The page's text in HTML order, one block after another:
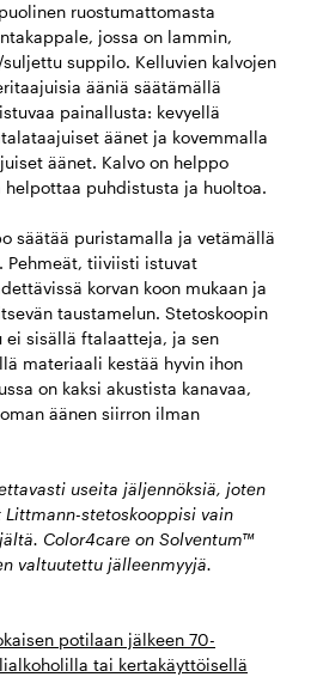
ruostumattomasta
jossa on lammin,
suppilo. Kelluvien kalvojen
ääniä säätämällä
painallusta: kevyellä
äänet ja kovemmalla
äänet. Kalvo on helppo
puhdistusta ja huoltoa.
säätää puristamalla ja vetämällä
Pehmeät, tiiviisti istuvat
korvan koon mukaan ja
taustamelun. Stetoskoopin
ei sisällä ftalaatteja, ja sen
materiaali kestää hyvin ihon
on kaksi akustista kanavaa,
äänen siirron ilman
useita jäljennöksiä, joten
stetoskooppisi vain
Color4care on Solventum™
valtuutettu jälleenmyyjä.
potilaan jälkeen 70-
tai kertakäyttöisellä